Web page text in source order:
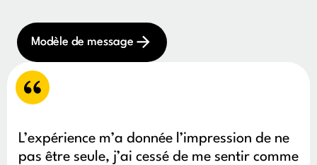
Modèle de message
L’expérience m’a donnée l’impression de ne
pas être seule, j’ai cessé de me sentir comme